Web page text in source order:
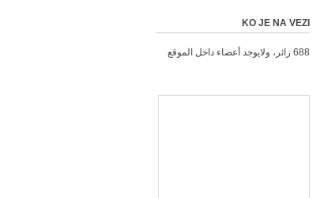
KO JE NA VEZI
688 زائر، ولايوجد أعضاء داخل الموقع